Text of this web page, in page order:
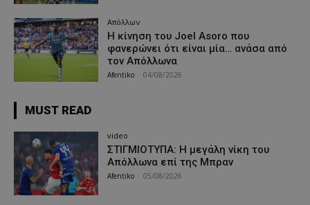
Απόλλων
Η κίνηση του Joel Asoro που
φανερώνει ότι είναι μία… ανάσα από
τον Απόλλωνα
Afentiko 04/08/2026
MUST READ
video
ΣΤΙΓΜΙΟΤΥΠΑ: Η μεγάλη νίκη του
Απόλλωνα επί της Μπραν
Afentiko 05/08/2026